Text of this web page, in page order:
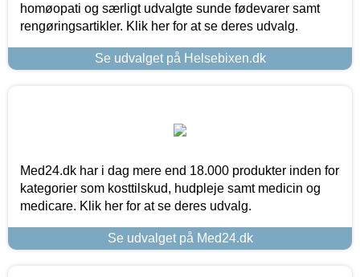
homøopati og særligt udvalgte sunde fødevarer samt
rengøringsartikler. Klik her for at se deres udvalg.
Se udvalget på Helsebixen.dk
Med24.dk har i dag mere end 18.000 produkter inden for
kategorier som kosttilskud, hudpleje samt medicin og
medicare. Klik her for at se deres udvalg.
Se udvalget på Med24.dk